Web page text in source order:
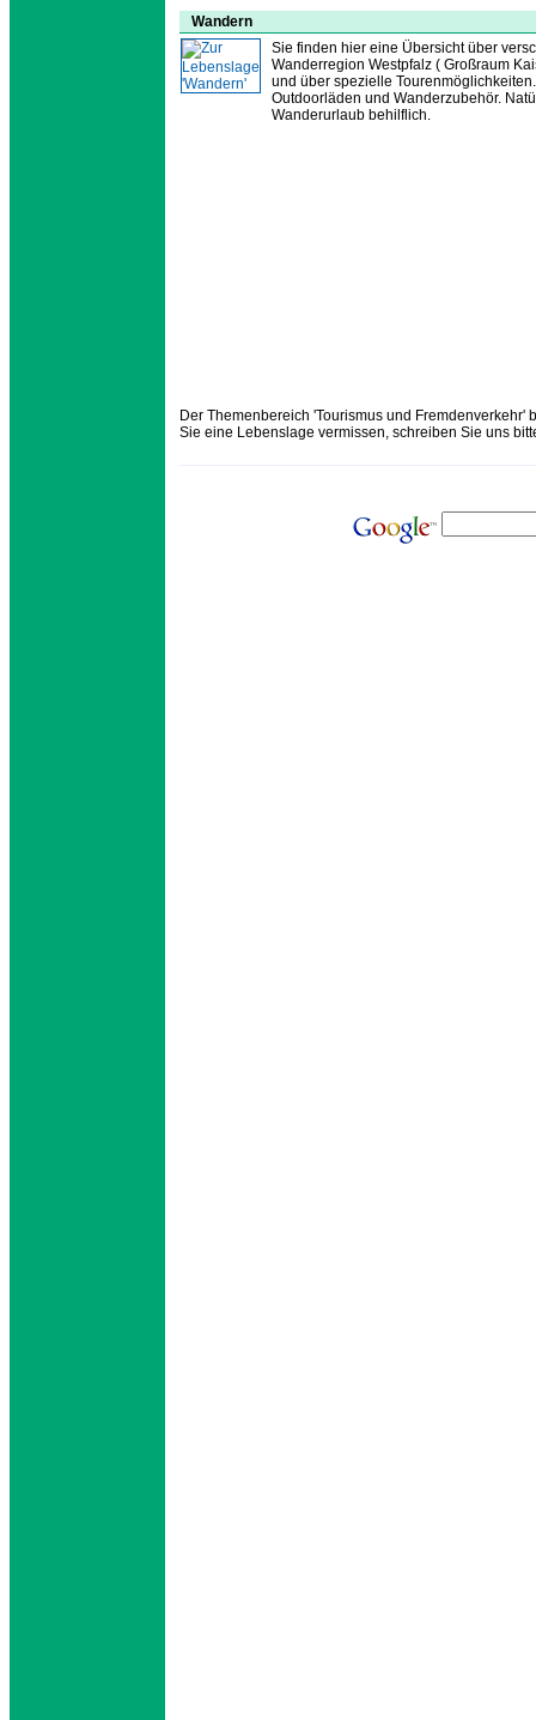
Wandern
Sie finden hier eine Übersicht über
Wanderregion Westpfalz ( Großraum
und über spezielle
Outdoorläden und Wanderzubehör.
Wanderurlaub behilflich.
Der Themenbereich 'Tourismus und
Sie eine Lebenslage vermissen, schreiben Sie uns